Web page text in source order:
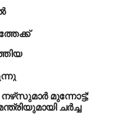
പുകഴ്ത്തി
കൂട്ടരും വീണ്ടും